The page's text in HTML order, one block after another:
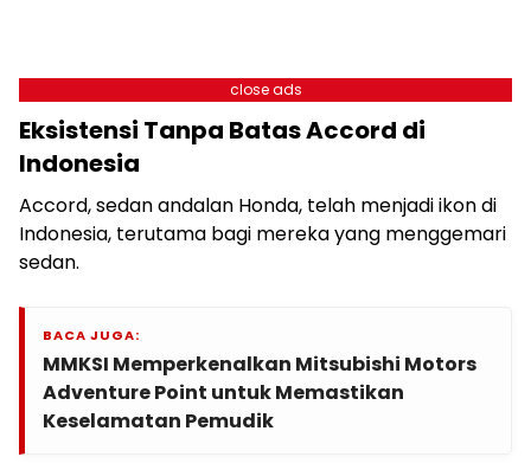
close ads
Eksistensi Tanpa Batas Accord di
Indonesia
Accord, sedan andalan Honda, telah menjadi ikon di
Indonesia, terutama bagi mereka yang menggemari
sedan.
BACA JUGA:
MMKSI Memperkenalkan Mitsubishi Motors
Adventure Point untuk Memastikan
Keselamatan Pemudik